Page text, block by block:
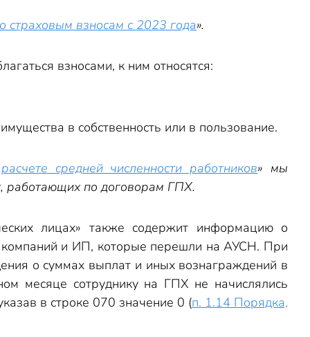
страховым взносам с 2023 года».
взносами, к ним относятся:
в собственность или в пользование.
средней численности работников» мы
работающих по договорам ГПХ.
лицах» также содержит информацию о
компаний и ИП, которые перешли на АУСН. При
о суммах выплат и иных вознаграждений в
месяце сотруднику на ГПХ не начислялись
в строке 070 значение 0 (п. 1.14 Порядка,